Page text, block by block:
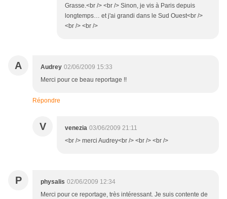
Grasse.<br /> <br /> Sinon, je vis à Paris depuis
longtemps… et j'ai grandi dans le Sud Ouest<br />
<br /> <br />
A Audrey 02/06/2009 15:33
Merci pour ce beau reportage !!
Répondre
V venezia 03/06/2009 21:11
<br /> merci Audrey<br /> <br /> <br />
P physalis 02/06/2009 12:34
Merci pour ce reportage, très intéressant. Je suis contente de